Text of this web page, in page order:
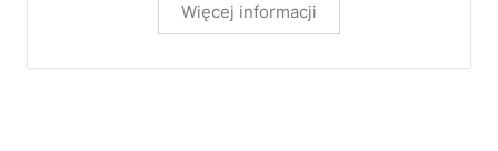
Więcej informacji